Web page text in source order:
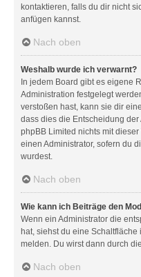
kontaktieren, falls du dir nicht
anfügen kannst.
Nach oben
Weshalb wurde ich verwarnt?
In jedem Board gibt es eigene
Administration festgelegt
verstoßen hast, kann sie dir
dass dies die Entscheidung
phpBB Limited nichts mit
einen Administrator, sofern du
wurdest.
Nach oben
Wie kann ich Beiträge den
Wenn ein Administrator die
hat, siehst du eine
melden. Du wirst dann durch
Nach oben